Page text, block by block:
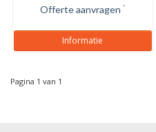
Offerte aanvragen *
Informatie
Pagina 1 van 1